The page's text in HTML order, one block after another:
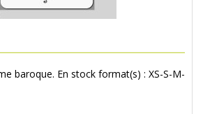
baroque. En stock format(s) : XS-S-M-